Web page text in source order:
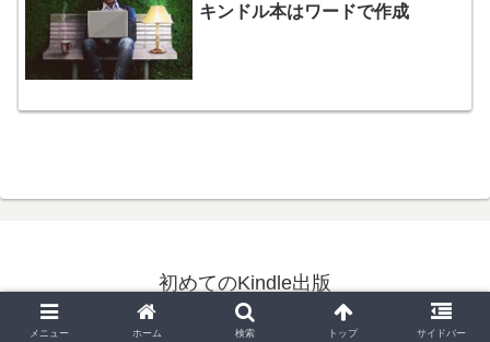
キンドル本はワードで作成
初めてのKindle出版
© 2020 初めてのKindle出版.
メニュー ホーム 検索 トップ サイドバー